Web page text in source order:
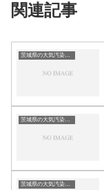
関連記事
茨城県の大気汚染・PM2.5・黄砂・エアロゾルの数値
茨城県の大気汚染・PM2.5・黄砂・エアロゾルの数値
茨城県の大気汚染・PM2.5・黄砂・エアロゾルの数値